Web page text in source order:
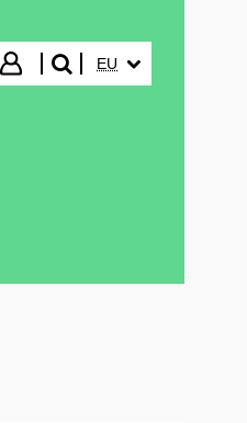
Hasi saioa
bilatu"
EU